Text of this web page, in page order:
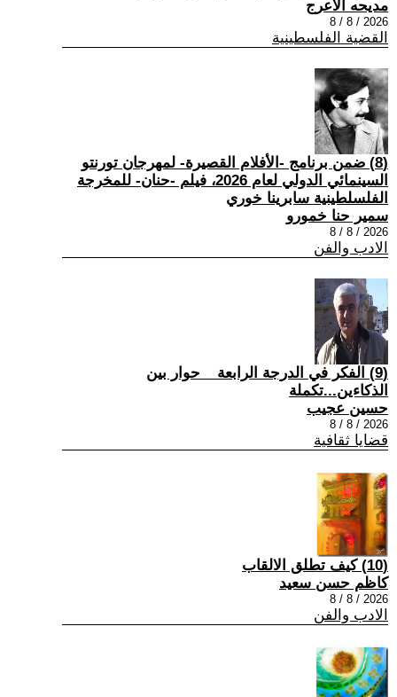
مديحه الأعرج
2026 / 8 / 8
القضية الفلسطينية
(8) ضمن برنامج -الأفلام القصيرة- لمهرجان تورنتو
السينمائي الدولي لعام 2026، فيلم -حنان- للمخرجة
الفلسلطينية سابرينا خوري
سمير حنا خمورو
2026 / 8 / 8
الادب والفن
(9) الفكر في الدرجة الرابعة _ حوار بين
الذكاءين...تكملة
حسين عجيب
2026 / 8 / 8
قضايا ثقافية
(10) كيف تطلق الالقاب
كاظم حسن سعيد
2026 / 8 / 8
الادب والفن